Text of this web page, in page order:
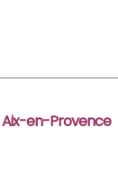
Aix-en-Provence